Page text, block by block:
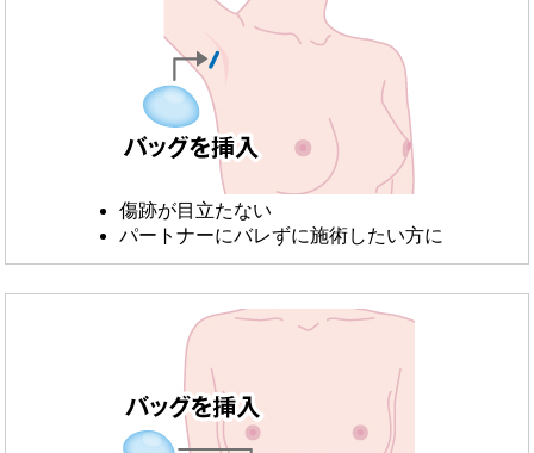
傷跡が目立たない
パートナーにバレずに施術したい方に